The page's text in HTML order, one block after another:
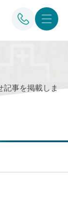
記事を掲載しま